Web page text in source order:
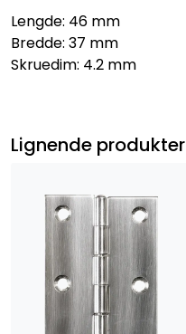
Lengde: 46 mm
Bredde: 37 mm
Skruedim: 4.2 mm
Lignende produkter